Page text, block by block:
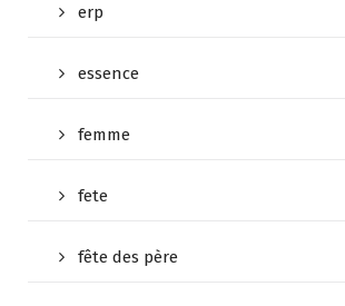
erp
essence
femme
fete
fête des père